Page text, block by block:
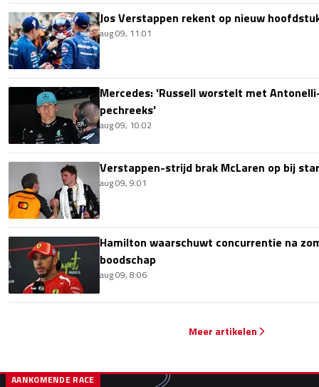
Jos Verstappen rekent op nieuw
aug 09, 11:01
Mercedes: 'Russell worstelt met
pechreeks'
aug 09, 10:02
Verstappen-strijd brak McLaren op bij
aug 09, 9:01
Hamilton waarschuwt concurrentie na
boodschap
aug 09, 8:06
Meer artikelen
AANKOMENDE RACE